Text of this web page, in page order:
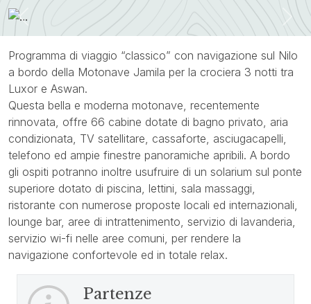
Previous Next
Programma di viaggio “classico” con navigazione sul Nilo
a bordo della Motonave Jamila per la crociera 3 notti tra
Luxor e Aswan.
Questa bella e moderna motonave, recentemente
rinnovata, offre 66 cabine dotate di bagno privato, aria
condizionata, TV satellitare, cassaforte, asciugacapelli,
telefono ed ampie finestre panoramiche apribili. A bordo
gli ospiti potranno inoltre usufruire di un solarium sul ponte
superiore dotato di piscina, lettini, sala massaggi,
ristorante con numerose proposte locali ed internazionali,
lounge bar, aree di intrattenimento, servizio di lavanderia,
servizio wi-fi nelle aree comuni, per rendere la
navigazione confortevole ed in totale relax.
Partenze